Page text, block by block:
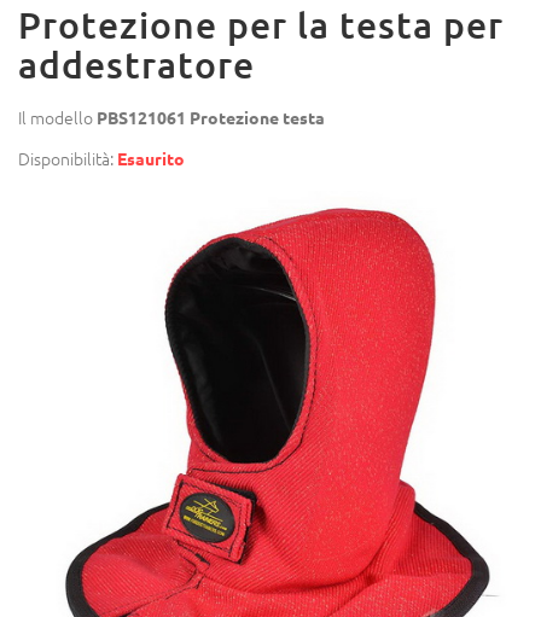
Protezione per la testa per
addestratore
Il modello PBS121061 Protezione testa
Disponibilità: Esaurito